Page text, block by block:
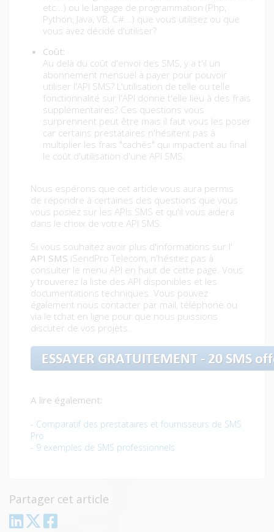
etc...) ou le langage de programmation (Php,
Python, Java, VB, C#...) que vous utilisez ou que
vous avez décidé d'utiliser?
Coût:
Au delà du coût d'envoi des SMS, y a t'il un
abonnement mensuel à payer pour pouvoir
utiliser l'API SMS? L'utilisation de telle ou telle
fonctionnalité sur l'API donne t'elle lieu à des frais
supplémentaires? Ces questions vous
surprennent peut être mais il faut vous les poser
car certains prestataires n'hésitent pas à
multiplier les frais "cachés" qui impactent au final
le coût d'utilisation d'une API SMS.
Nous espérons que cet article vous aura permis
de répondre à certaines des questions que vous
vous posiez sur les APIs SMS et qu'il vous aidera
dans le choix de votre API SMS.
Si vous souhaitez avoir plus d'informations sur l'
API SMS iSendPro Telecom, n'hésitez pas à
consulter le menu API en haut de cette page. Vous
y trouverez la liste des API disponibles et les
documentations techniques. Vous pouvez
également nous contacter par mail, téléphone ou
via le tchat en ligne pour que nous puissions
discuter de vos projets.
A lire également:
- Comparatif des prestataires et fournisseurs de SMS
Pro
- 9 exemples de SMS professionnels
Partager cet article